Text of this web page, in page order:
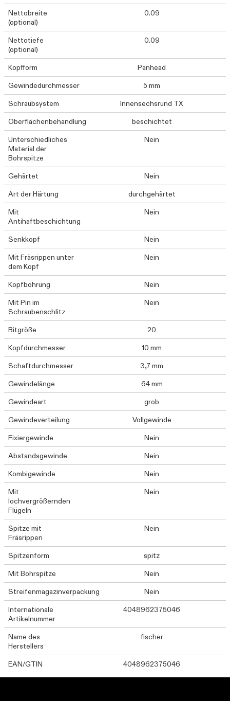
Nettobreite
(optional)
0.09
Nettotiefe
(optional)
0.09
Kopfform
Panhead
Gewindedurchmesser
5 mm
Schraubsystem
Innensechsrund TX
Oberflächenbehandlung
beschichtet
Unterschiedliches
Material der
Bohrspitze
Nein
Gehärtet
Nein
Art der Härtung
durchgehärtet
Mit
Antihaftbeschichtung
Nein
Senkkopf
Nein
Mit Fräsrippen unter
dem Kopf
Nein
Kopfbohrung
Nein
Mit Pin im
Schraubenschlitz
Nein
Bitgröße
20
Kopfdurchmesser
10 mm
Schaftdurchmesser
3,7 mm
Gewindelänge
64 mm
Gewindeart
grob
Gewindeverteilung
Vollgewinde
Fixiergewinde
Nein
Abstandsgewinde
Nein
Kombigewinde
Nein
Mit
lochvergrößernden
Flügeln
Nein
Spitze mit
Fräsrippen
Nein
Spitzenform
spitz
Mit Bohrspitze
Nein
Streifenmagazinverpackung
Nein
Internationale
Artikelnummer
4048962375046
Name des
Herstellers
fischer
EAN/GTIN 4048962375046